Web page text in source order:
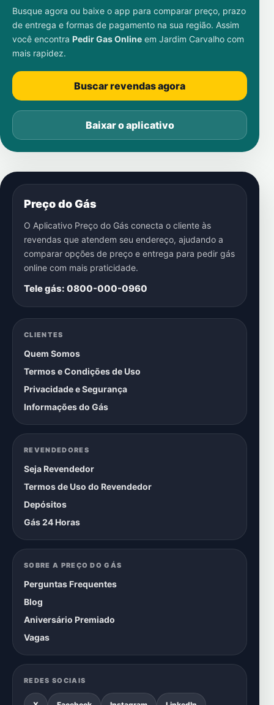
Busque agora ou baixe o app para comparar preço, prazo
de entrega e formas de pagamento na sua região. Assim
você encontra Pedir Gas Online em Jardim Carvalho com
mais rapidez.
Buscar revendas agora
Baixar o aplicativo
Preço do Gás
O Aplicativo Preço do Gás conecta o cliente às
revendas que atendem seu endereço, ajudando a
comparar opções de preço e entrega para pedir gás
online com mais praticidade.
Tele gás: 0800-000-0960
CLIENTES
Quem Somos
Termos e Condições de Uso
Privacidade e Segurança
Informações do Gás
REVENDEDORES
Seja Revendedor
Termos de Uso do Revendedor
Depósitos
Gás 24 Horas
SOBRE A PREÇO DO GÁS
Perguntas Frequentes
Blog
Aniversário Premiado
Vagas
REDES SOCIAIS